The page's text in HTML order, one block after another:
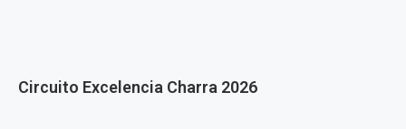
Circuito Excelencia Charra 2026